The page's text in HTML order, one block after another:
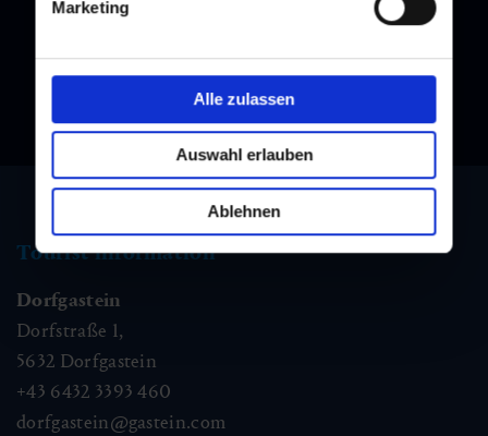
Marketing
Alle zulassen
Auswahl erlauben
Ablehnen
Tourist information
Dorfgastein
Dorfstraße 1,
5632 Dorfgastein
+43 6432 3393 460
dorfgastein@gastein.com